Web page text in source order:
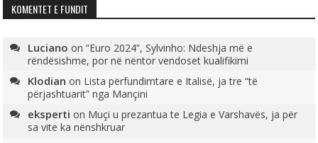
KOMENTET E FUNDIT
Luciano on“Euro 2024”, Sylvinho: Ndeshja më e
rëndësishme, por në nëntor vendoset kualifikimi
Klodian on Lista përfundimtare e Italisë, ja tre “të
përjashtuarit” nga Mançini
eksperti on Muçi u prezantua te Legia e Varshavës, ja për
sa vite ka nënshkruar